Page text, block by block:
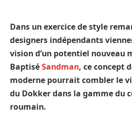
Dans un exercice de style
designers indépendants
vision d’un potentiel nouveau
BaptiséSandman, ce concept
moderne pourrait combler le
du Dokker dans la gamme du
roumain.